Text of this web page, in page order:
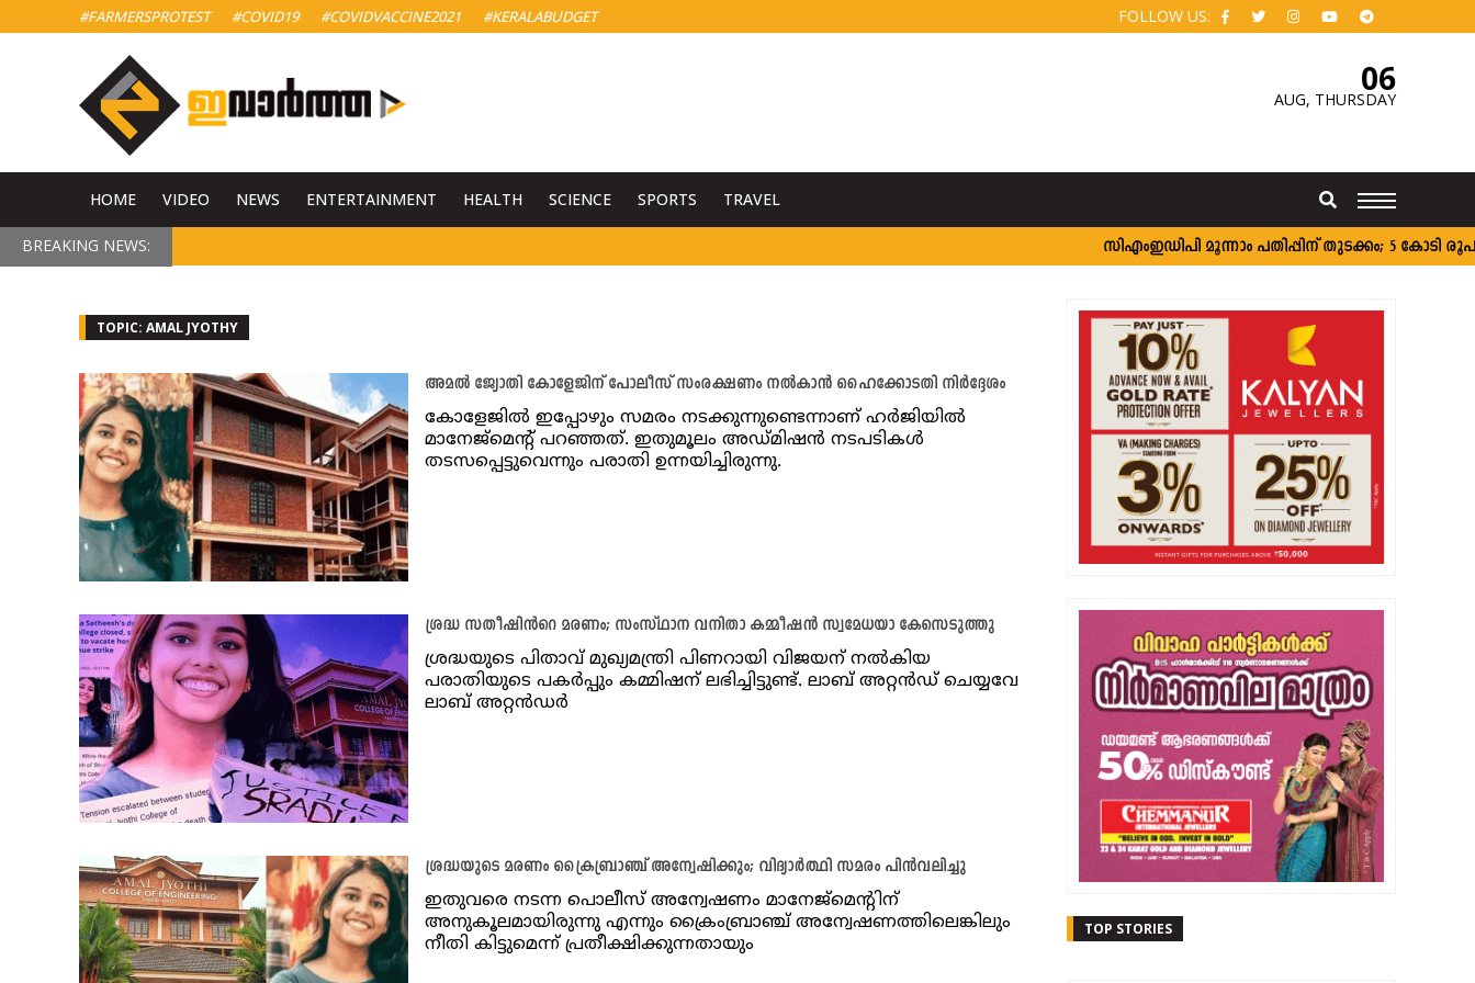
#FARMERSPROTEST #COVID19 #COVIDVACCINE2021 #KERALABUDGET FOLLOW US:
06
AUG, THURSDAY
HOME VIDEO NEWS ENTERTAINMENT HEALTH SCIENCE SPORTS TRAVEL
BREAKING NEWS: സി‌എംഇഡിപി മൂന്നാം പതിപ്പിന് തുടക്കം; 5 കോടി രൂപ
TOPIC: AMAL JYOTHY
അമൽ ജ്യോതി കോളേജിന് പോലീസ് സംരക്ഷണം നൽകാൻ ഹൈക്കോടതി നിർദ്ദേശം
കോളേജിൽ ഇപ്പോഴും സമരം നടക്കുന്നുണ്ടെന്നാണ് ഹർജിയിൽ
മാനേജ്മെന്റ് പറഞ്ഞത്. ഇതുമൂലം അഡ്മിഷൻ നടപടികൾ
തടസപ്പെട്ടുവെന്നും പരാതി ഉന്നയിച്ചിരുന്നു.
ശ്രദ്ധ സതീഷിൻറെ മരണം; സംസ്ഥാന വനിതാ കമ്മീഷന്‍ സ്വമേധയാ കേസെടുത്തു
ശ്രദ്ധയുടെ പിതാവ് മുഖ്യമന്ത്രി പിണറായി വിജയന് നല്‍കിയ
പരാതിയുടെ പകര്‍പ്പും കമ്മിഷന് ലഭിച്ചിട്ടുണ്ട്. ലാബ് അറ്റന്‍ഡ് ചെയ്യവേ
ലാബ് അറ്റന്‍ഡര്‍
ശ്രദ്ധയുടെ മരണം ക്രൈബ്രാഞ്ച് അന്വേഷിക്കും; വിദ്യാർത്ഥി സമരം പിൻവലിച്ചു
ഇതുവരെ നടന്ന പൊലീസ് അന്വേഷണം മാനേജ്മെന്റിന്
അനുകൂലമായിരുന്നു എന്നും ക്രൈംബ്രാഞ്ച് അന്വേഷണത്തിലെങ്കിലും
നീതി കിട്ടുമെന്ന് പ്രതീക്ഷിക്കുന്നതായും
TOP STORIES